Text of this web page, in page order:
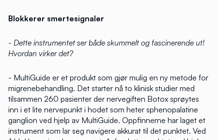
Blokkerer smertesignaler
- Dette instrumentet ser både skummelt og fascinerende ut!
Hvordan virker det?
- MultiGuide er et produkt som gjør mulig en ny metode for
migrenebehandling. Det starter nå to klinisk studier med
tilsammen 260 pasienter der nervegiften Botox sprøytes
inn i et lite nervepunkt i hodet som heter sphenopalatine
ganglion ved hjelp av MultiGuide. Oppfinnerne har laget et
instrument som lar seg navigere akkurat til det punktet. Ved